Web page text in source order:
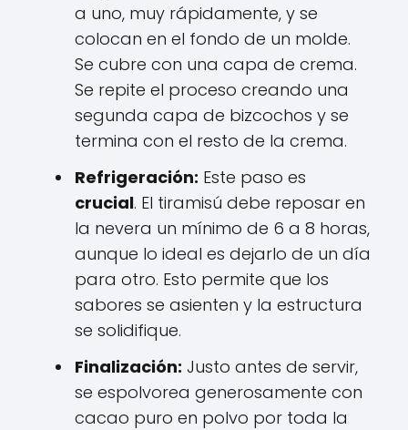
a uno, muy rápidamente, y se
colocan en el fondo de un molde.
Se cubre con una capa de crema.
Se repite el proceso creando una
segunda capa de bizcochos y se
termina con el resto de la crema.
Refrigeración: Este paso es
crucial. El tiramisú debe reposar en
la nevera un mínimo de 6 a 8 horas,
aunque lo ideal es dejarlo de un día
para otro. Esto permite que los
sabores se asienten y la estructura
se solidifique.
Finalización: Justo antes de servir,
se espolvorea generosamente con
cacao puro en polvo por toda la